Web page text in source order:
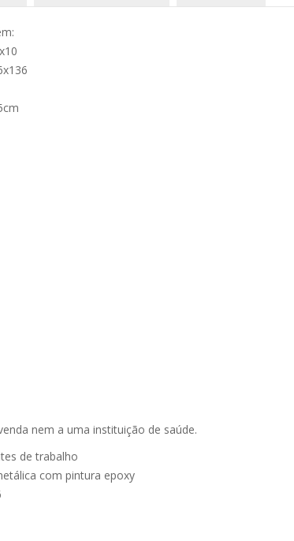
nem a uma instituição de saúde.
de trabalho
com pintura epoxy